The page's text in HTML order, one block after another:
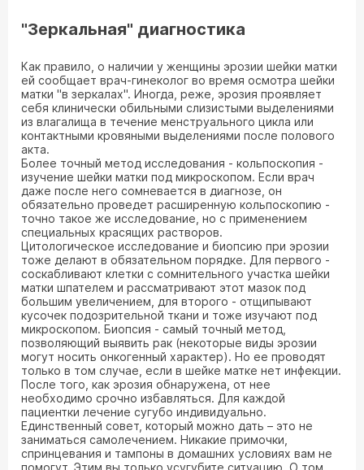
"Зеркальная" диагностика
Как правило, о наличии у женщины эрозии шейки матки
ей сообщает врач-гинеколог во время осмотра шейки
матки "в зеркалах". Иногда, реже, эрозия проявляет
себя клинически обильными слизистыми выделениями
из влагалища в течение менструального цикла или
контактными кровяными выделениями после полового
акта.
Более точный метод исследования - кольпоскопия -
изучение шейки матки под микроскопом. Если врач
даже после него сомневается в диагнозе, он
обязательно проведет расширенную кольпоскопию -
точно такое же исследование, но с применением
специальных красящих растворов.
Цитологическое исследование и биопсию при эрозии
тоже делают в обязательном порядке. Для первого -
соскабливают клетки с сомнительного участка шейки
матки шпателем и рассматривают этот мазок под
большим увеличением, для второго - отщипывают
кусочек подозрительной ткани и тоже изучают под
микроскопом. Биопсия - самый точный метод,
позволяющий выявить рак (некоторые виды эрозии
могут носить онкогенный характер). Но ее проводят
только в том случае, если в шейке матке нет инфекции.
После того, как эрозия обнаружена, от нее
необходимо срочно избавляться. Для каждой
пациентки лечение сугубо индивидуально.
Единственный совет, который можно дать – это не
заниматься самолечением. Никакие примочки,
спринцевания и тампоны в домашних условиях вам не
помогут. Этим вы только усугубите ситуацию. О том,